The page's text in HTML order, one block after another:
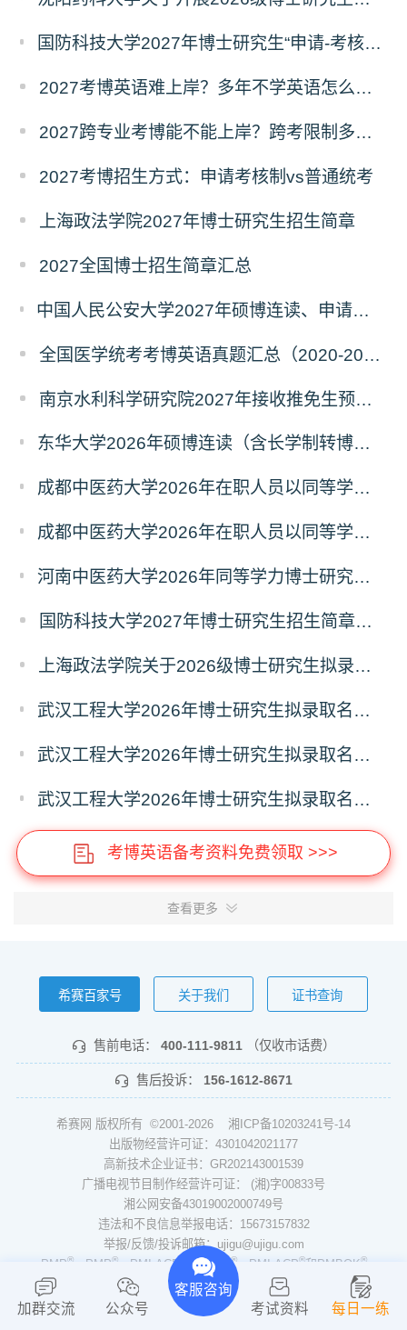
国防科技大学2027年博士研究生“申请-考核”制招生专业基础笔试考试大纲
2027考博英语难上岸？多年不学英语怎么备考？
2027跨专业考博能不能上岸？跨考限制多不多？
2027考博招生方式：申请考核制vs普通统考
上海政法学院2027年博士研究生招生简章
2027全国博士招生简章汇总
中国人民公安大学2027年硕博连读、申请考核、本科直博博士研究生招生报名事宜的通知
全国医学统考考博英语真题汇总（2020-2026年）
南京水利科学研究院2027年接收推免生预报名公告
东华大学2026年硕博连读（含长学制转博）博士研究生拟录取名单公示
成都中医药大学2026年在职人员以同等学力申请中西医结合博士学术学位招生章程
成都中医药大学2026年在职人员以同等学力申请中医博士专业学位招生章程
河南中医药大学2026年同等学力博士研究生招生拟进入复试人员名单公示
国防科技大学2027年博士研究生招生简章（预发版）
上海政法学院关于2026级博士研究生拟录取后续相关事宜的通知
武汉工程大学2026年博士研究生拟录取名单公示（普通招考）（第四批）
武汉工程大学2026年博士研究生拟录取名单公示（普通招考）（第五批）
武汉工程大学2026年博士研究生拟录取名单公示（普通招考）（第六批）
考博英语备考资料免费领取 >>>
查看更多
希赛百家号 关于我们 证书查询
售前电话： 400-111-9811 （仅收市话费）
售后投诉： 156-1612-8671
希赛网 版权所有 ©2001-2026 湘ICP备10203241号-14
出版物经营许可证：4301042021177
高新技术企业证书：GR202143001539
广播电视节目制作经营许可证： (湘)字00833号
湘公网安备43019002000749号
违法和不良信息举报电话：15673157832
举报/反馈/投诉邮箱：ujigu@ujigu.com
PMP®，PMP®，PMI-ACP ，PgMP ®，PMI-ACP®和PMBOK®
是Project Management Institute，Inc.的注册商标
ITIL® 、PRINCE2
加群交流 公众号
客服咨询
考试资料
每日一练